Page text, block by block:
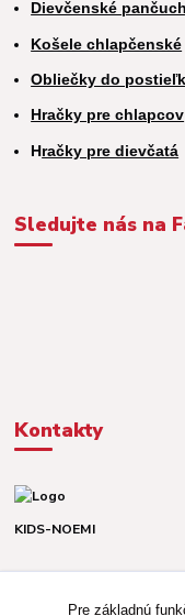
Dievčenské
Košele chlapčenské
Obliečky do
Hračky pre chlapcov
Hračky pre dievčatá
Sledujte nás na
Kontakty
KIDS-NOEMI
Pre základnú